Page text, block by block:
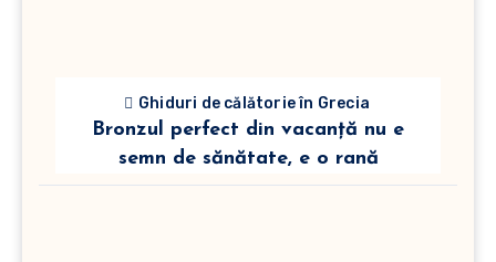
Ghiduri de călătorie în Grecia
Bronzul perfect din vacanță nu e
semn de sănătate, e o rană